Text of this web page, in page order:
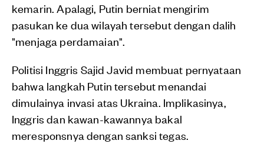
kemarin. Apalagi, Putin berniat mengirim
pasukan ke dua wilayah tersebut dengan dalih
"menjaga perdamaian".
Politisi Inggris Sajid Javid membuat pernyataan
bahwa langkah Putin tersebut menandai
dimulainya invasi atas Ukraina. Implikasinya,
Inggris dan kawan-kawannya bakal
meresponsnya dengan sanksi tegas.